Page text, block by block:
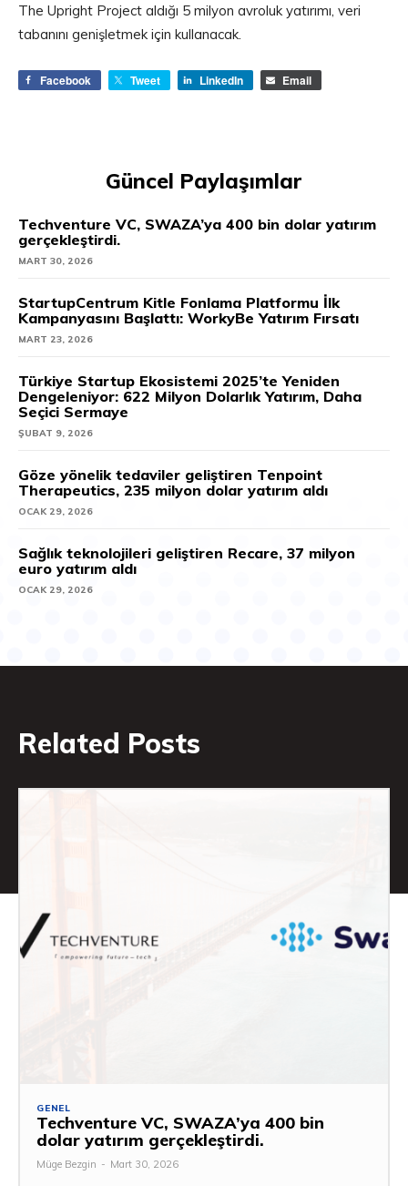
The Upright Project aldığı 5 milyon avroluk yatırımı, veri
tabanını genişletmek için kullanacak.
Facebook Tweet LinkedIn Email
Güncel Paylaşımlar
Techventure VC, SWAZA’ya 400 bin dolar yatırım
gerçekleştirdi.
MART 30, 2026
StartupCentrum Kitle Fonlama Platformu İlk
Kampanyasını Başlattı: WorkyBe Yatırım Fırsatı
MART 23, 2026
Türkiye Startup Ekosistemi 2025’te Yeniden
Dengeleniyor: 622 Milyon Dolarlık Yatırım, Daha
Seçici Sermaye
ŞUBAT 9, 2026
Göze yönelik tedaviler geliştiren Tenpoint
Therapeutics, 235 milyon dolar yatırım aldı
OCAK 29, 2026
Sağlık teknolojileri geliştiren Recare, 37 milyon
euro yatırım aldı
OCAK 29, 2026
Related Posts
GENEL
Techventure VC, SWAZA’ya 400 bin
dolar yatırım gerçekleştirdi.
Müge Bezgin - Mart 30, 2026